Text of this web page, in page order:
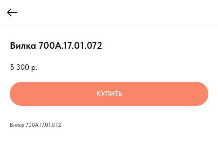
Вилка 700А.17.01.072
5 300 р.
КУПИТЬ
Вилка 700А.17.01.072